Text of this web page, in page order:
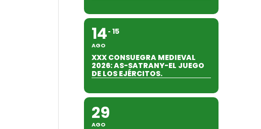
14
AGO
15
XXX CONSUEGRA MEDIEVAL
2026: AS-SATRANY-EL JUEGO
DE LOS EJÉRCITOS.
29
AGO